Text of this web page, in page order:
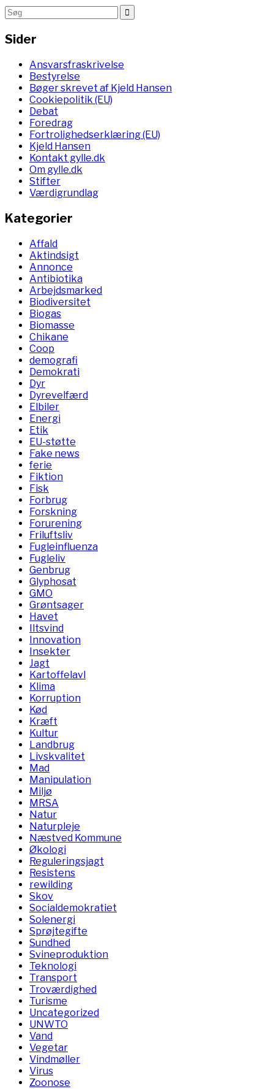
Sider
Ansvarsfraskrivelse
Bestyrelse
Bøger skrevet af Kjeld Hansen
Cookiepolitik (EU)
Debat
Foredrag
Fortrolighedserklæring (EU)
Kjeld Hansen
Kontakt gylle.dk
Om gylle.dk
Stifter
Værdigrundlag
Kategorier
Affald
Aktindsigt
Annonce
Antibiotika
Arbejdsmarked
Biodiversitet
Biogas
Biomasse
Chikane
Coop
demografi
Demokrati
Dyr
Dyrevelfærd
Elbiler
Energi
Etik
EU-støtte
Fake news
ferie
Fiktion
Fisk
Forbrug
Forskning
Forurening
Friluftsliv
Fugleinfluenza
Fugleliv
Genbrug
Glyphosat
GMO
Grøntsager
Havet
Iltsvind
Innovation
Insekter
Jagt
Kartoffelavl
Klima
Korruption
Kød
Kræft
Kultur
Landbrug
Livskvalitet
Mad
Manipulation
Miljø
MRSA
Natur
Naturpleje
Næstved Kommune
Økologi
Reguleringsjagt
Resistens
rewilding
Skov
Socialdemokratiet
Solenergi
Sprøjtegifte
Sundhed
Svineproduktion
Teknologi
Transport
Troværdighed
Turisme
Uncategorized
UNWTO
Vand
Vegetar
Vindmøller
Virus
Zoonose